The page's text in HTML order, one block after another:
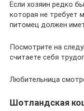
Если хозяин редко
которая не требует
питомец должен
Посмотрите на
считаете себя
Любительница
Шотландская